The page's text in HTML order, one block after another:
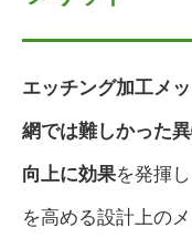
エッチング加工メ
網では難しかった
向上に効果を発揮
を高める設計上の